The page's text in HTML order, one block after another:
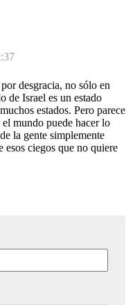
desgracia, no sólo en
de Israel es un estado
estados. Pero parece
mundo puede hacer lo
la gente simplemente
esos ciegos que no quiere